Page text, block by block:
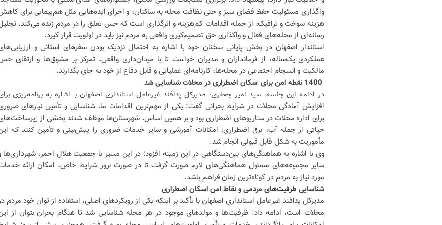
واگذاری مسئولیت حفظ فضای سبز و حتی نظافت محله به ساکنان، و اجرای ایده‌هایی مثل هم‌پیمایی برای
هزینه سوخت و ترافیک، از جمله اقدامات کم‌هزینه و اثرگذاری است که حس تعلق را در مردم زنده می‌کند.
رسانه‌ای از محله‌های فعال و واگذاری حق تصمیم‌گیری واقعی به مردم نیز باید در اولویت قرار گیرد.
استاندار اصفهان در بخش پایانی سخنان خود با اشاره به احتمال نزدیک بودن سفرهای استانی و
عملکردی یک‌ساله، از فرمانداران و مدیران خواست تا با میدان‌داری واقعی، تمرکز بر مشوق‌ها و ارتقای
مالکیت و انسجام اجتماعی در محله‌ها، کارنامه‌ای عملیاتی و قابل دفاع از خود به جای بگذارند.
1400 نقطه امن برای اسکان اضطراری در محلات شناسایی شد
در ادامه این جلسه، سید امیر جعفری، مدیرکل پدافند غیرعامل استانداری اصفهان با اشاره به برنامه‌ریزی
افزایش آمادگی محلات در شرایط بحرانی گفت: یکی از مهم‌ترین اقدامات ما، شناسایی و تأمین نیازهای
برای اداره محلات در سناریوهای اضطراری بود و بر همین اساس، شهرستان‌ها موظف شدند بخشی از
حیاتی از جمله آب، برق اضطراری، امکانات آموزشی و سایر خدمات ضروری را پیش‌بینی و تأمین کنند که
مأموریت به شکل قابل قبولی انجام شد.
وی با اشاره به هماهنگی‌های بین‌دستگاهی در این زمینه افزود: در این مسیر با جمعیت هلال احمر، شهرداری‌ها
سایر مجموعه‌های مسئول هماهنگی‌های لازم صورت گرفت تا در صورت بروز شرایط خاص، امکان ارائه
مورد نیاز به مردم در کوتاه‌ترین زمان فراهم باشد.
شناسایی ظرفیت‌های مردمی و نقاط امن اسکان اضطراری
مدیرکل پدافند غیرعامل استانداری اصفهان با تأکید بر اینکه یکی از رویکردهای اصلی، استفاده از توان خود مردم
محلات است، ادامه داد: ظرفیت‌ها و مولدهای موجود در هر محله شناسایی شد تا هنگام بحران بتوان از